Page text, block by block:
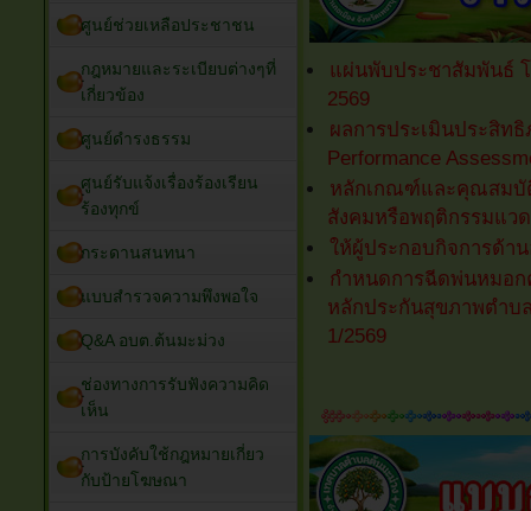
แผ่นพับประชาสัมพันธ์
2569
ผลการประเมินประสิท
Performance
หลักเกณฑ์และคุณสมบัติ
สังคมหรือพฤติกรรมแว
ให้ผู้ประกอบกิจการด้า
กำหนดการฉีดพ่นหมอก
หลักประกันสุขภาพตำบ
1/2569
ศูนย์ช่วยเหลือประชาชน
กฎหมายและระเบียบต่างๆที่
เกี่ยวข้อง
ศูนย์ดำรงธรรม
ศูนย์รับแจ้งเรื่องร้องเรียน
ร้องทุกข์
กระดานสนทนา
แบบสำรวจความพึงพอใจ
Q&A อบต.ต้นมะม่วง
ช่องทางการรับฟังความคิด
เห็น
การบังคับใช้กฎหมายเกี่ยว
กับป้ายโฆษณา